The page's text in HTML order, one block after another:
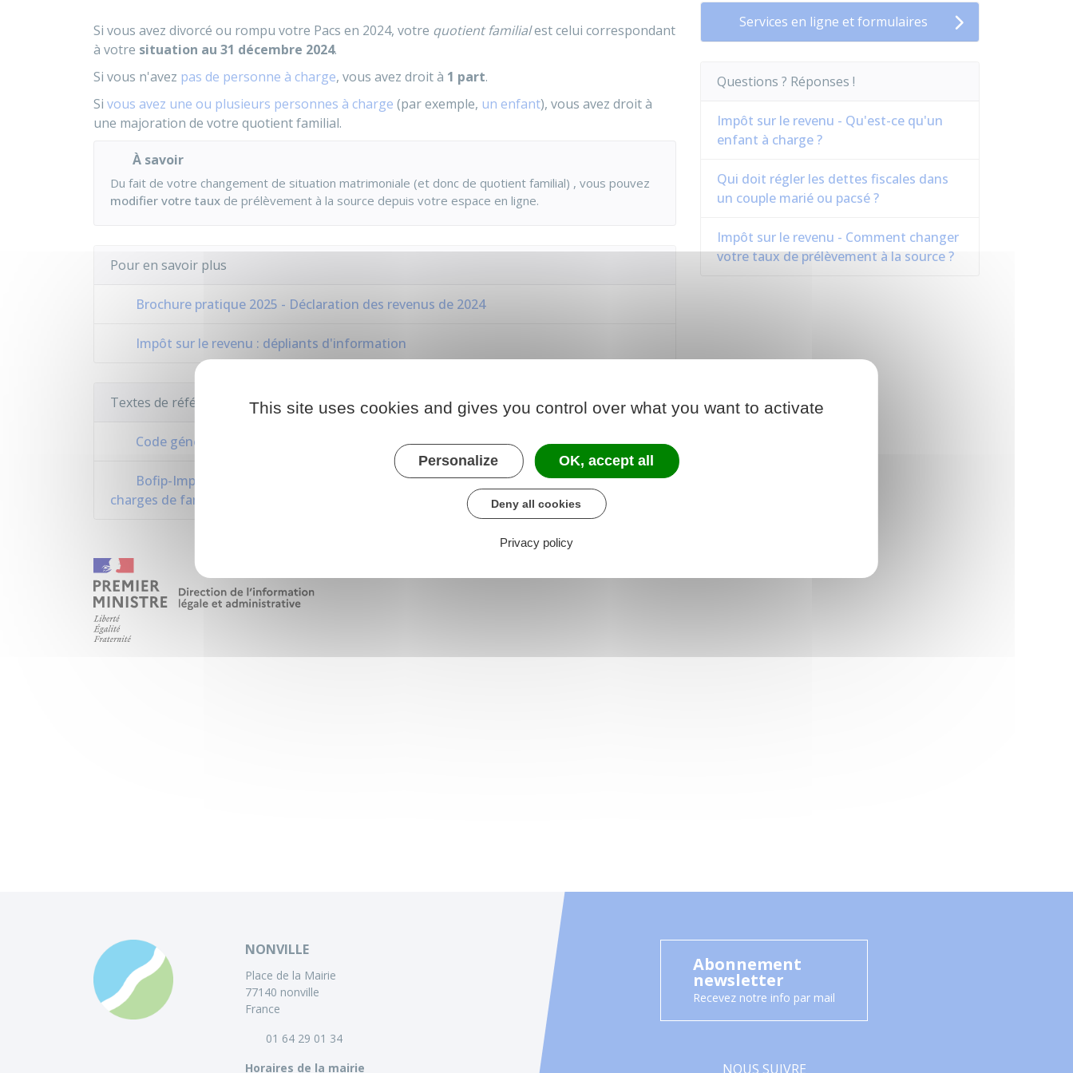
Si vous avez divorcé ou rompu votre Pacs en 2024, votre quotient familialest celui correspondant
à votre situation au 31 décembre 2024.
Si vous n'avez pas de personne à charge, vous avez droit à 1 part.
Si vous avez une ou plusieurs personnes à charge (par exemple, un enfant), vous avez droit à
une majoration de votre quotient familial.
À savoir
Du fait de votre changement de situation matrimoniale (et donc de quotient familial) , vous pouvez
modifier votre taux de prélèvement à la source depuis votre espace en ligne.
Pour en savoir plus
Brochure pratique 2025 - Déclaration des revenus de 2024
Impôt sur le revenu : dépliants d'information
Textes de référence
Code général des impôts : articles 193 à 199
Bofip-Impôts n°BOI-IR-LIQ-10-10 relatif à la prise en compte de la situation et des
charges de famille pour l'impôt sur le revenu
Services en ligne et formulaires
Questions ? Réponses !
Impôt sur le revenu - Qu'est-ce qu'un
enfant à charge ?
Qui doit régler les dettes fiscales dans
un couple marié ou pacsé ?
Impôt sur le revenu - Comment changer
votre taux de prélèvement à la source ?
NONVILLE
Place de la Mairie
77140 nonville
France
01 64 29 01 34
Horaires de la mairie
Abonnement
newsletter
Recevez notre info par mail
NOUS SUIVRE
This site uses cookies and gives you control over what you want to activate
Personalize OK, accept all
Deny all cookies
Privacy policy